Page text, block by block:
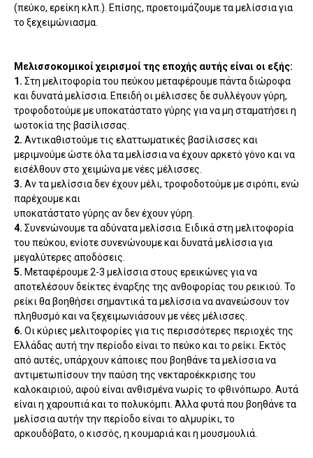
(πεύκο, ερείκη κλπ.). Επίσης, προετοιµάζουµε τα µελίσσια για
το ξεχειµώνιασµα.
Μελισσοκοµικοί χειρισµοί της εποχής αυτής είναι οι εξής:
1. Στη µελιτοφορία του πεύκου µεταφέρουµε πάντα διώροφα
και δυνατά µελίσσια. Επειδή οι µέλισσες δε συλλέγουν γύρη,
τροφοδοτούµε µε υποκατάστατο γύρης για να µη σταµατήσει η
ωοτοκία της βασίλισσας.
2. Αντικαθιστούµε τις ελαττωµατικές βασίλισσες και
µεριµνούµε ώστε όλα τα µελίσσια να έχουν αρκετό γόνο και να
εισέλθουν στο χειµώνα µε νέες µέλισσες.
3. Αν τα µελίσσια δεν έχουν µέλι, τροφοδοτούµε µε σιρόπι, ενώ
παρέχουµε και
υποκατάστατο γύρης αν δεν έχουν γύρη.
4. Συνενώνουµε τα αδύνατα µελίσσια. Ειδικά στη µελιτοφορία
του πεύκου, ενίοτε συνενώνουµε και δυνατά µελίσσια για
µεγαλύτερες αποδόσεις.
5. Μεταφέρουµε 2-3 µελίσσια στους ερεικώνες για να
αποτελέσουν δείκτες έναρξης της ανθοφορίας του ρεικιού. Το
ρείκι θα βοηθήσει σηµαντικά τα µελίσσια να ανανεώσουν τον
πληθυσµό και να ξεχειµωνιάσουν µε νέες µέλισσες.
6. Οι κύριες µελιτοφορίες για τις περισσότερες περιοχές της
Ελλάδας αυτή την περίοδο είναι το πεύκο και το ρείκι. Εκτός
από αυτές, υπάρχουν κάποιες που βοηθάνε τα µελίσσια να
αντιµετωπίσουν την παύση της νεκταροέκκρισης του
καλοκαιριού, αφού είναι ανθισµένα νωρίς το φθινόπωρο. Αυτά
είναι η χαρουπιά και το πολυκόµπι. Άλλα φυτά που βοηθάνε τα
µελίσσια αυτήν την περίοδο είναι το αλµυρίκι, το
αρκουδόβατο, ο κισσός, η κουµαριά και η µουσµουλιά.